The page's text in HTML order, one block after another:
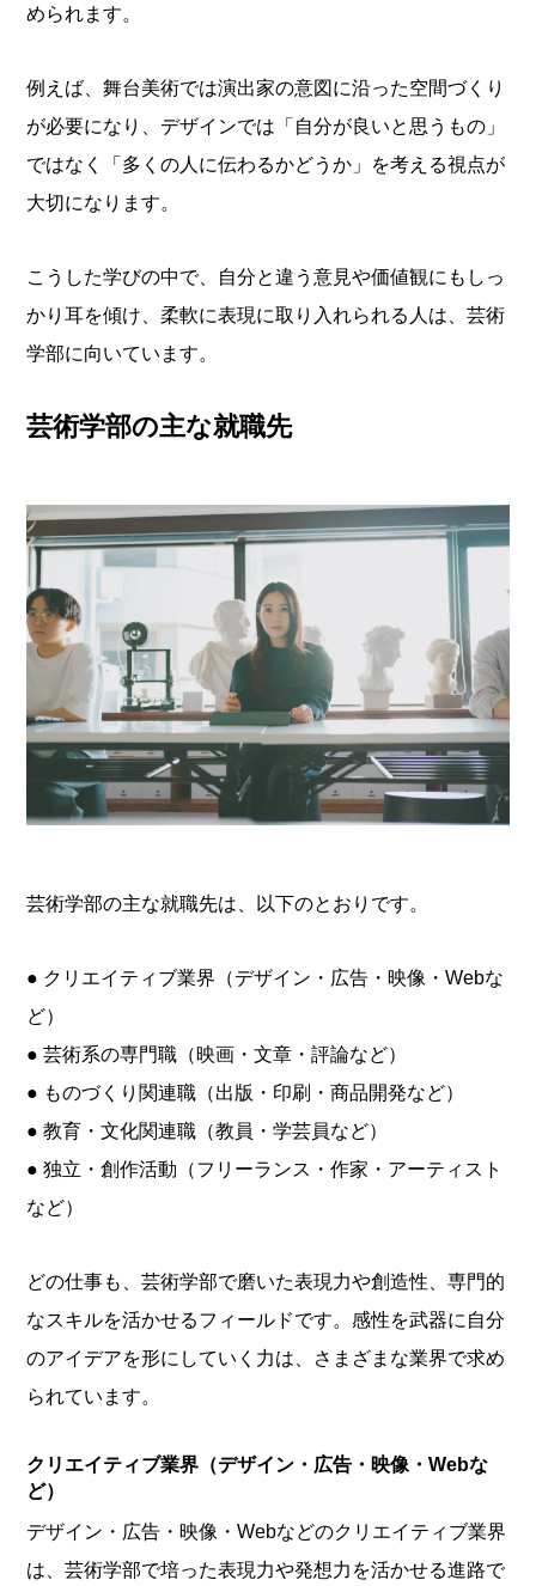
められます。
例えば、舞台美術では演出家の意図に沿った空間づくり
が必要になり、デザインでは「自分が良いと思うもの」
ではなく「多くの人に伝わるかどうか」を考える視点が
大切になります。
こうした学びの中で、自分と違う意見や価値観にもしっ
かり耳を傾け、柔軟に表現に取り入れられる人は、芸術
学部に向いています。
芸術学部の主な就職先
芸術学部の主な就職先は、以下のとおりです。
● クリエイティブ業界（デザイン・広告・映像・Webな
ど）
● 芸術系の専門職（映画・文章・評論など）
● ものづくり関連職（出版・印刷・商品開発など）
● 教育・文化関連職（教員・学芸員など）
● 独立・創作活動（フリーランス・作家・アーティスト
など）
どの仕事も、芸術学部で磨いた表現力や創造性、専門的
なスキルを活かせるフィールドです。感性を武器に自分
のアイデアを形にしていく力は、さまざまな業界で求め
られています。
クリエイティブ業界（デザイン・広告・映像・Webな
ど）
デザイン・広告・映像・Webなどのクリエイティブ業界
は、芸術学部で培った表現力や発想力を活かせる進路で